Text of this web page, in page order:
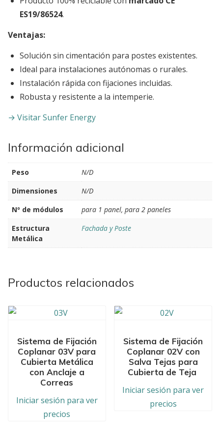
ES19/86524.
Ventajas:
Solución sin cimentación para postes existentes.
Ideal para instalaciones autónomas o rurales.
Instalación rápida con fijaciones incluidas.
Robusta y resistente a la intemperie.
→ Visitar Sunfer Energy
Información adicional
Peso
N/D
Dimensiones
N/D
Nº de módulos
para 1 panel, para 2 paneles
Estructura
Metálica
Fachada y Poste
Productos relacionados
Sistema de Fijación
Coplanar 03V para
Cubierta Metálica
con Anclaje a
Correas
Iniciar sesión para ver
precios
Sistema de Fijación
Coplanar 02V con
Salva Tejas para
Cubierta de Teja
Iniciar sesión para ver
precios